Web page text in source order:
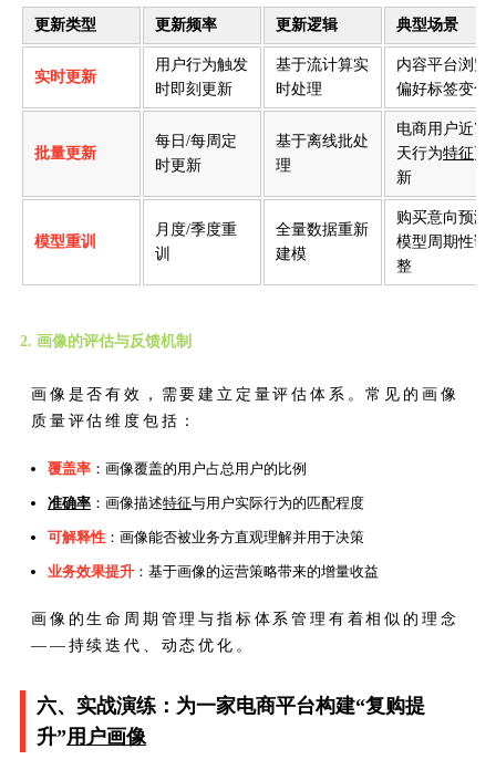
更新类型 更新频率 更新逻辑 典型场景
实时更新
用户行为触发
时即刻更新
基于流计算实
时处理
内容平台浏览
偏好标签变化
批量更新
每日/每周定
时更新
基于离线批处
理
电商用户近7
天行为特征更
新
模型重训
月度/季度重
训
全量数据重新
建模
购买意向预测
模型周期性调
整
2. 画像的评估与反馈机制
画像是否有效，需要建立定量评估体系。常见的画像
质量评估维度包括：
覆盖率 ：画像覆盖的用户占总用户的比例
准确率 ：画像描述特征与用户实际行为的匹配程度
可解释性 ：画像能否被业务方直观理解并用于决策
业务效果提升 ：基于画像的运营策略带来的增量收益
画像的生命周期管理与指标体系管理有着相似的理念
——持续迭代、动态优化。
六、实战演练：为一家电商平台构建“复购提
升”用户画像